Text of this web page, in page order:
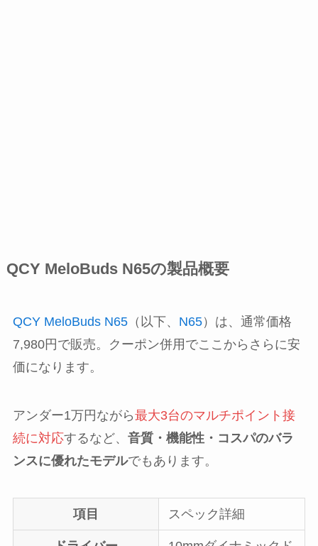
QCY MeloBuds N65の製品概要
QCY MeloBuds N65（以下、 N65）は、通常価格
7,980円で販売。クーポン併用でここからさらに安
価になります。
アンダー1万円ながら最大3台のマルチポイント接
続に対応するなど、 音質・機能性・コスパのバラ
ンスに優れたモデルでもあります。
項目 スペック詳細